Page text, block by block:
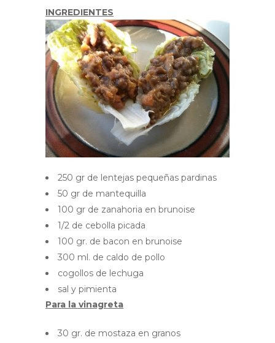
INGREDIENTES
250 gr de lentejas pequeñas pardinas
50 gr de mantequilla
100 gr de zanahoria en brunoise
1/2 de cebolla picada
100 gr. de bacon en brunoise
300 ml. de caldo de pollo
cogollos de lechuga
sal y pimienta
Para la vinagreta
30 gr. de mostaza en granos